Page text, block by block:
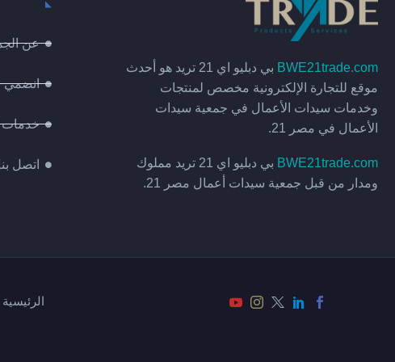
BWE21trade.com
بي دبليو اي 21 تريد هو أحدث
موقع للتجارة الإلكترونية مخصص لمنتجات
وخدمات سيدات الأعمال في جمعية سيدات
الأعمال في مصر 21.
BWE21trade.com
بي دبليو اي 21 تريد مملوك
ومدار من قبل جمعية سيدات أعمال مصر 21.
عن
انضمي
خدمات
اتصل
الرئيسية